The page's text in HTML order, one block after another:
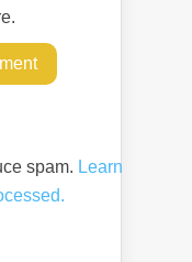
spam. Learn